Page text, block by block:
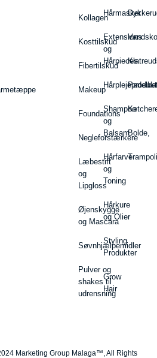
Kollagen
Kosttilskud
Fibertilskud
Makeup
Foundations
Negleforstærkere
Læbestift
og
Lipgloss
Øjenskygge
og Mascara
Søvnhjælpemidler
Pulver og
shakes til
udrensning
Hårmasker
Extensions
og
Hårpieces
Shampoo
og
Balsam
Hårfarve
og
Toning
Hårkure
og Olier
Styling
Produkter
Grow
Hair
Vandsko
Bolde,
Marketing Group Malaga™, All Rights